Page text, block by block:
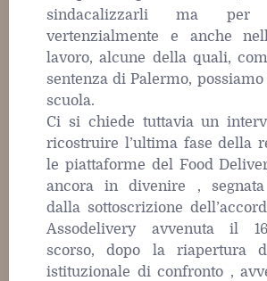
sindacalizzarli ma per
vertenzialmente e anche
lavoro, alcune della quali,
sentenza di Palermo,
scuola.
Ci si chiede tuttavia un
ricostruire l’ultima fase della
le piattaforme del Food
ancora in divenire , segnata
dalla sottoscrizione
Assodelivery avvenuta il
scorso, dopo la riapertura
istituzionale di confronto ,